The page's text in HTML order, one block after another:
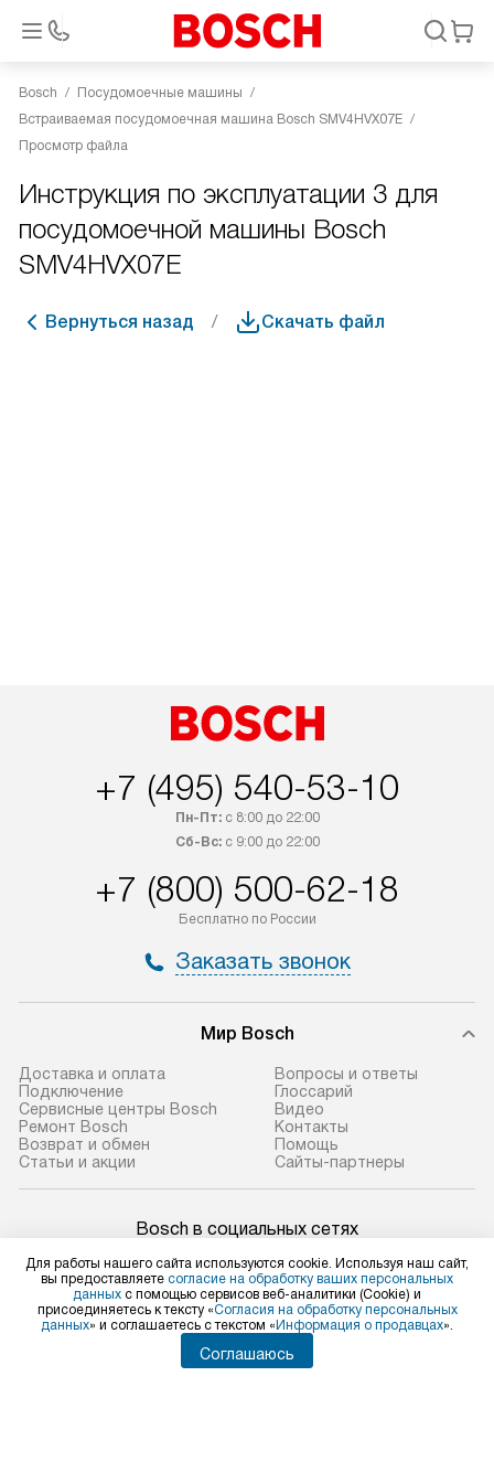
Bosch
Посудомоечные машины
Встраиваемая посудомоечная машина Bosch SMV4HVX07E
Просмотр файла
Инструкция по эксплуатации 3 для
посудомоечной машины Bosch
SMV4HVX07E
Вернуться назад Скачать файл
+7 (495) 540-53-10
Пн-Пт:с 8:00 до 22:00
Сб-Вс:с 9:00 до 22:00
+7 (800) 500-62-18
Бесплатно по России
Заказать звонок
Мир Bosch
Доставка и оплата
Подключение
Сервисные центры Bosch
Ремонт Bosch
Возврат и обмен
Статьи и акции
Вопросы и ответы
Глоссарий
Видео
Контакты
Помощь
Сайты-партнеры
Bosch в социальных сетях
Для физических лиц
shop@bosch-centre.ru
Для юридических лиц
Для работы нашего сайта используются cookie. Используя наш сайт,
вы предоставляете согласие на обработку ваших персональных
данных с помощью сервисов веб-аналитики (Cookie) и
присоединяетесь к тексту «Согласия на обработку персональных
данных» и соглашаетесь с текстом « Информация о продавцах».
Соглашаюсь